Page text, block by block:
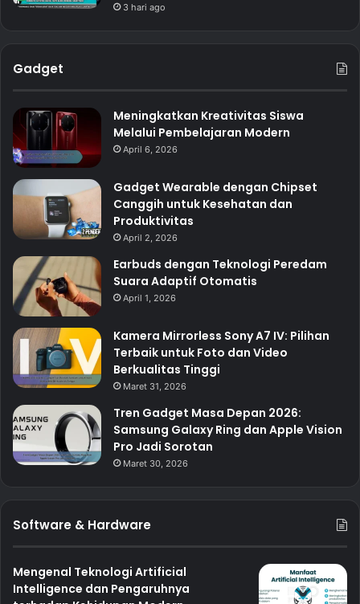
3 hari ago
Gadget
Meningkatkan Kreativitas Siswa
Melalui Pembelajaran Modern
April 6, 2026
Gadget Wearable dengan Chipset
Canggih untuk Kesehatan dan
Produktivitas
April 2, 2026
Earbuds dengan Teknologi Peredam
Suara Adaptif Otomatis
April 1, 2026
Kamera Mirrorless Sony A7 IV: Pilihan
Terbaik untuk Foto dan Video
Berkualitas Tinggi
Maret 31, 2026
Tren Gadget Masa Depan 2026:
Samsung Galaxy Ring dan Apple Vision
Pro Jadi Sorotan
Maret 30, 2026
Software & Hardware
Mengenal Teknologi Artificial
Intelligence dan Pengaruhnya